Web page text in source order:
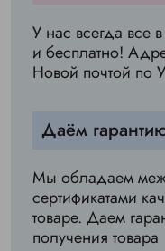
У нас всегда все
и бесплатно!
Новой почтой по
Даём
Мы обладаем
сертификатами
товаре. Даем
получения товара